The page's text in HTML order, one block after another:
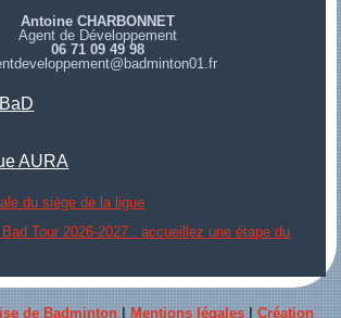
Antoine CHARBONNET
Agent de Développement
06 71 09 49 98
AURA
du siège de la ligue
Tour 2026-2027 : accueillez une étape du
de Badminton Mentions légales
Création